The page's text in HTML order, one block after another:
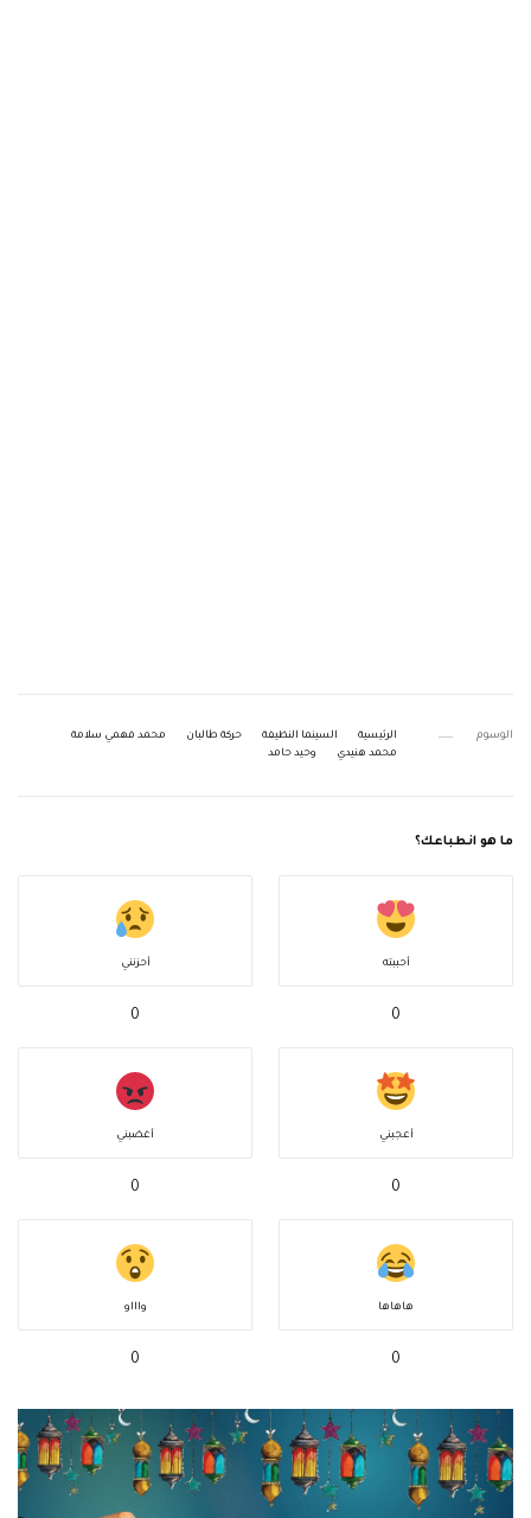
الوسوم الرئيسية السينما النظيفة حركة طالبان
محمد فهمي سلامة
محمد هنيدي
وحيد حامد
ما هو انطباعك؟
أحببته
0
أحزنني
0
أعجبني
0
أغضبني
0
هاهاها
0
واااو
0